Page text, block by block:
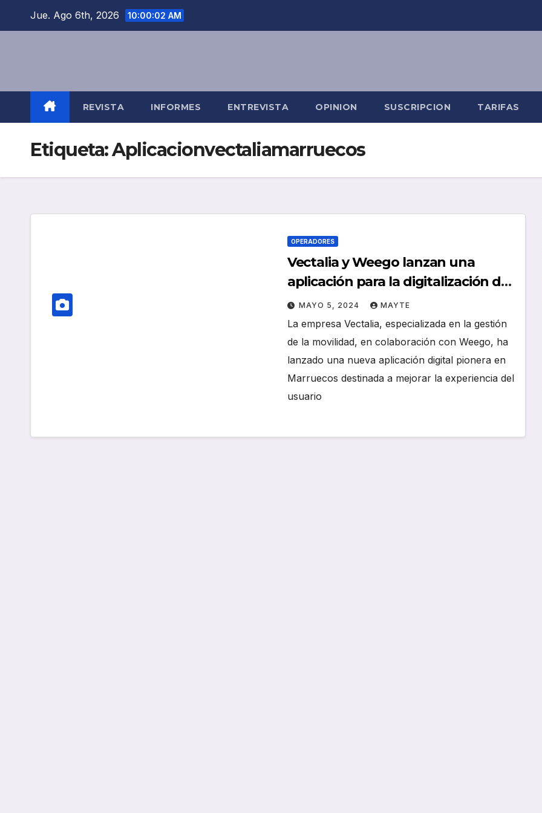
Jue. Ago 6th, 2026 10:00:02 AM
REVISTA INFORMES ENTREVISTA OPINION SUSCRIPCION TARIFAS
Etiqueta:Aplicacionvectaliamarruecos
OPERADORES
Vectalia y Weego lanzan una
aplicación para la digitalización del
transporte en Nador
MAYO 5, 2024 MAYTE
La empresa Vectalia, especializada en la gestión
de la movilidad, en colaboración con Weego, ha
lanzado una nueva aplicación digital pionera en
Marruecos destinada a mejorar la experiencia del
usuario